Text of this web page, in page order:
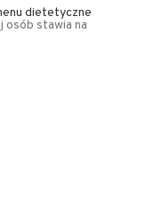
dietetyczne
osób stawia na